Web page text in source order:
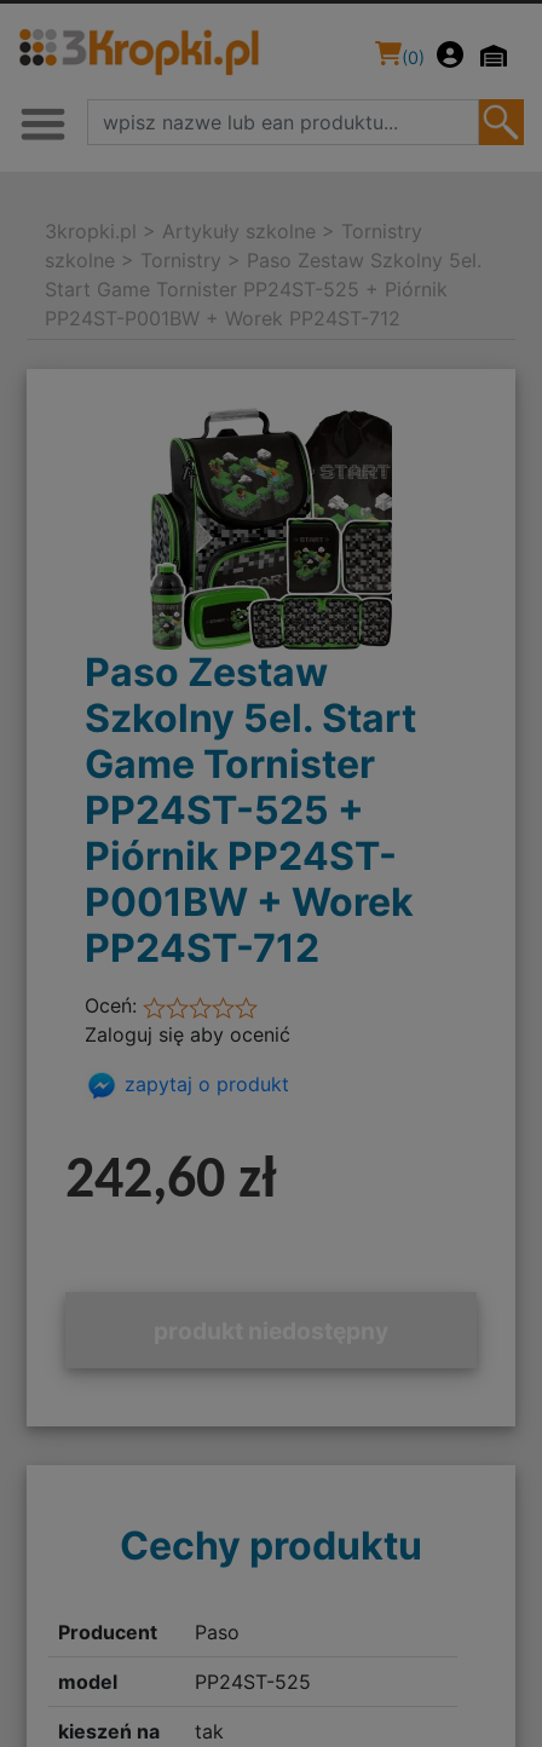
(0)
3kropki.pl > Artykuły szkolne > Tornistry
szkolne > Tornistry > Paso Zestaw Szkolny 5el.
Start Game Tornister PP24ST-525 + Piórnik
PP24ST-P001BW + Worek PP24ST-712
Paso Zestaw
Szkolny 5el. Start
Game Tornister
PP24ST-525 +
Piórnik PP24ST-
P001BW + Worek
PP24ST-712
Oceń:
Zaloguj się aby ocenić
zapytaj o produkt
242,60 zł
Cechy produktu
Producent Paso
model PP24ST-525
kieszeń na
tak